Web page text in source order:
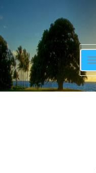
Toggle
navigation